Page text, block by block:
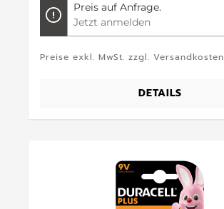
Preis auf Anfrage.
Jetzt anmelden
Preise exkl. MwSt. zzgl. Versandkosten
DETAILS